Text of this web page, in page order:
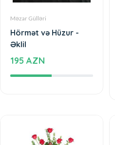
Məzar Gülləri
Hörmət və Hüzur -
Əklil
195 AZN